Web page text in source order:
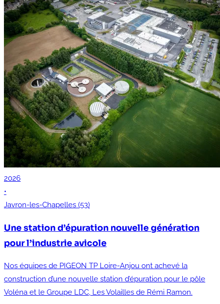
2026
•
Javron-les-Chapelles (53)
Une station d’épuration nouvelle génération
pour l’industrie avicole
Nos équipes de PIGEON TP Loire-Anjou ont achevé la
construction d’une nouvelle station d’épuration pour le pôle
Voléna et le Groupe LDC, Les Volailles de Rémi Ramon.